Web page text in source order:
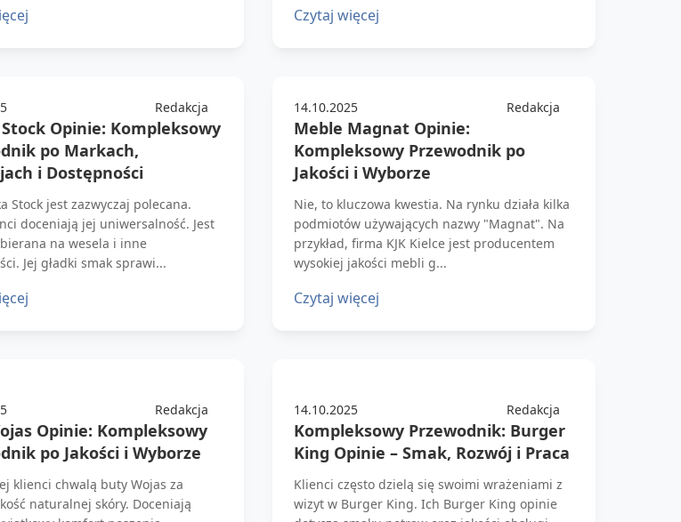
Czytaj więcej
Redakcja
Opinie: Kompleksowy
po Markach,
i Dostępności
Stock jest zazwyczaj polecana.
doceniają jej uniwersalność. Jest
na wesela i inne
Jej gładki smak sprawi...
14.10.2025 Redakcja
Meble Magnat Opinie:
Kompleksowy Przewodnik po
Jakości i Wyborze
Nie, to kluczowa kwestia. Na rynku działa kilka
podmiotów używających nazwy "Magnat". Na
przykład, firma KJK Kielce jest producentem
wysokiej jakości mebli g...
Czytaj więcej
Redakcja
Opinie: Kompleksowy
po Jakości i Wyborze
klienci chwalą buty Wojas za
naturalnej skóry. Doceniają
14.10.2025 Redakcja
Kompleksowy Przewodnik: Burger
King Opinie – Smak, Rozwój i Praca
Klienci często dzielą się swoimi wrażeniami z
wizyt w Burger King. Ich Burger King opinie